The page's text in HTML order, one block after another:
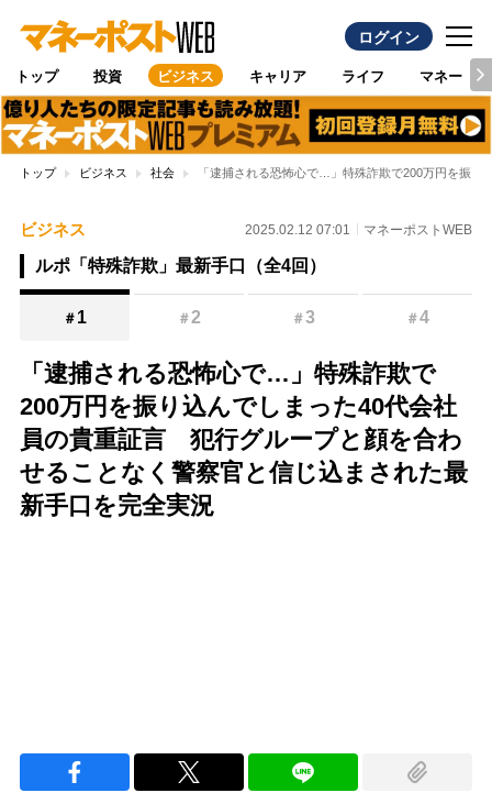
ログイン
トップ 投資 ビジネス キャリア ライフ マネー
トップ ビジネス 社会 「逮捕される恐怖心で…」特殊詐欺で200万円を振
ビジネス 2025.02.12 07:01 マネーポストWEB
ルポ「特殊詐欺」最新手口（全4回）
＃ 1 ＃2 ＃3 ＃4
「逮捕される恐怖心で…」特殊詐欺で
200万円を振り込んでしまった40代会社
員の貴重証言 犯行グループと顔を合わ
せることなく警察官と信じ込まされた最
新手口を完全実況